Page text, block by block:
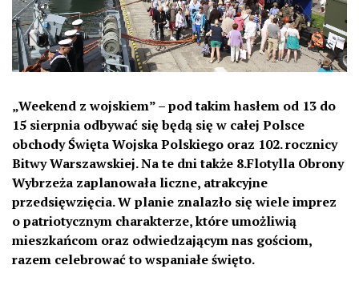
„Weekend z wojskiem” – pod takim hasłem od 13 do
15 sierpnia odbywać się będą się w całej Polsce
obchody Święta Wojska Polskiego oraz 102. rocznicy
Bitwy Warszawskiej. Na te dni także 8.Flotylla Obrony
Wybrzeża zaplanowała liczne, atrakcyjne
przedsięwzięcia. W planie znalazło się wiele imprez
o patriotycznym charakterze, które umożliwią
mieszkańcom oraz odwiedzającym nas gościom,
razem celebrować to wspaniałe święto.